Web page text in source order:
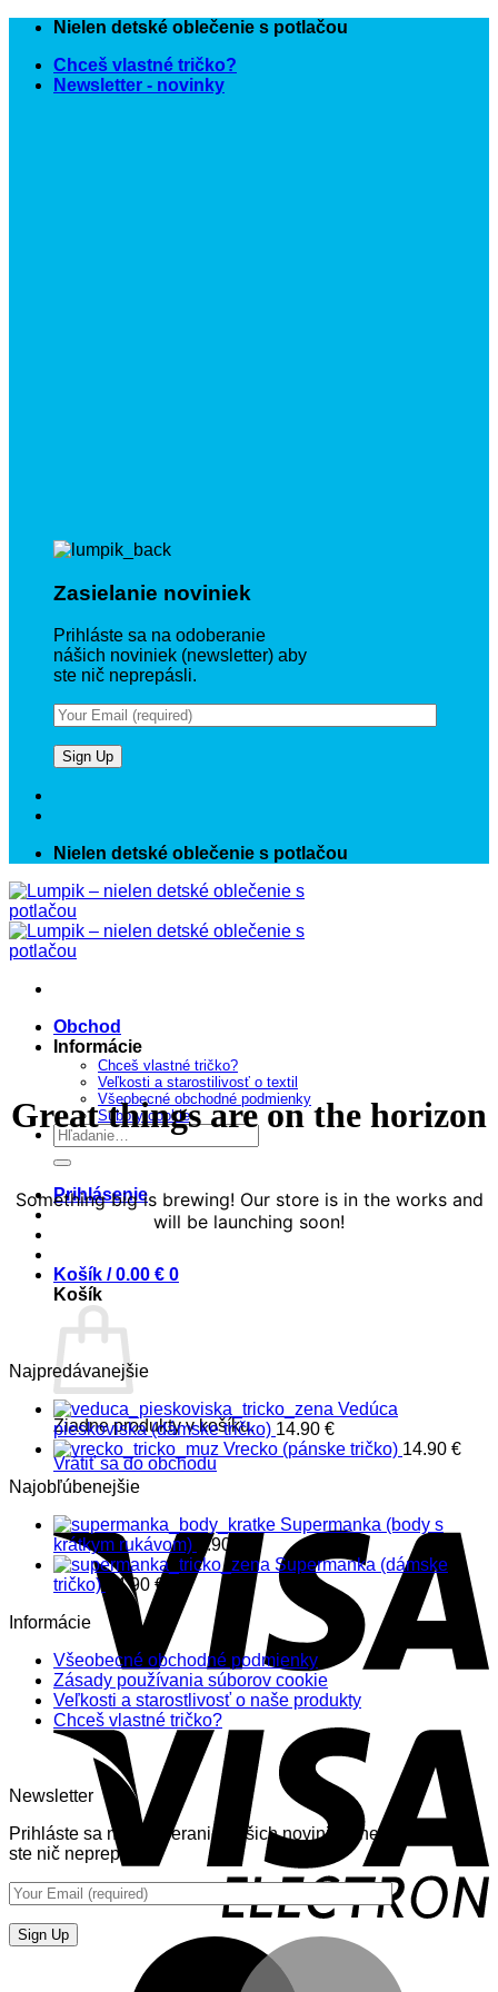
Skip
content
Nielen detské oblečenie s potlačou
Chceš vlastné tričko?
Newsletter - novinky
Zasielanie noviniek
Prihláste sa na odoberanie
nášich noviniek (newsletter) aby
ste nič neprepásli.
Nielen detské oblečenie s potlačou
Obchod
Informácie
Chceš vlastné tričko?
Veľkosti a starostilivosť o textil
Všeobecné obchodné podmienky
Súbory cookie
Hľadať:
Prihlásenie
Košík /0.00 € 0
Košík
Žiadne produkty v košíku.
Vrátiť sa do obchodu
Great things are on the horizon
Something big is brewing! Our store is in the works and
will be launching soon!
Najpredávanejšie
Vedúca
pieskoviska (dámske tričko) 14.90 €
Vrecko (pánske tričko) 14.90 €
Najobľúbenejšie
Supermanka (body s
krátkym rukávom)
9.90
Supermanka (dámske
tričko)
14.90 €
Informácie
Všeobecné obchodné podmienky
Zásady používania súborov cookie
Veľkosti a starostlivosť o naše produkty
Chceš vlastné tričko?
Newsletter
Prihláste sa na odoberanie nášich noviniek (newsletter) aby
ste nič neprepásli.